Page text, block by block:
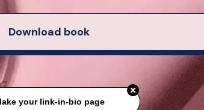
Download book
your link-in-bio page